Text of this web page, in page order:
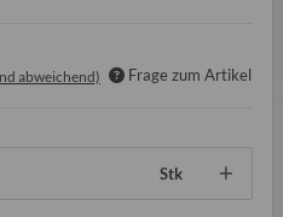
abweichend) Frage zum Artikel
Stk